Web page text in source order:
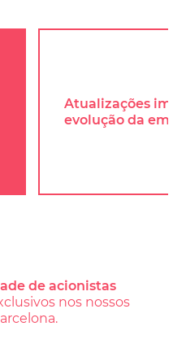
sobre a
de acionistas
nos nossos